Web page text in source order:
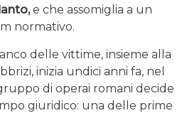
e che assomiglia a un
normativo.
delle vittime, insieme alla
inizia undici anni fa, nel
di operai romani decide
giuridico: una delle prime